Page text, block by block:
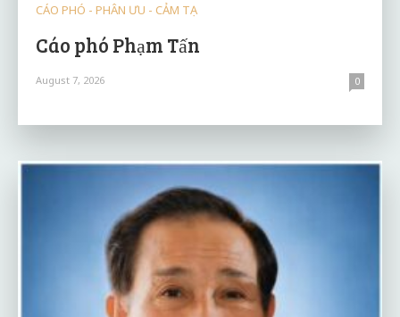
CÁO PHÓ - PHÂN ƯU - CẢM TẠ
Cáo phó Phạm Tấn
August 7, 2026 0